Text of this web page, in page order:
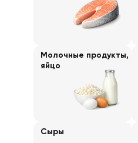
Молочные продукты,
яйцо
Сыры